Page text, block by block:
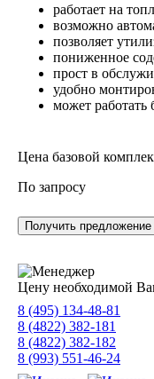
работает на
возможно
позволяет
пониженное
прост в
удобно
может работать
Цена базовой
По запросу
Получить предложение
Цену необходимой
8 (495) 134-48-81
8 (4822) 382-181
8 (4822) 382-182
8 (993) 551-46-24